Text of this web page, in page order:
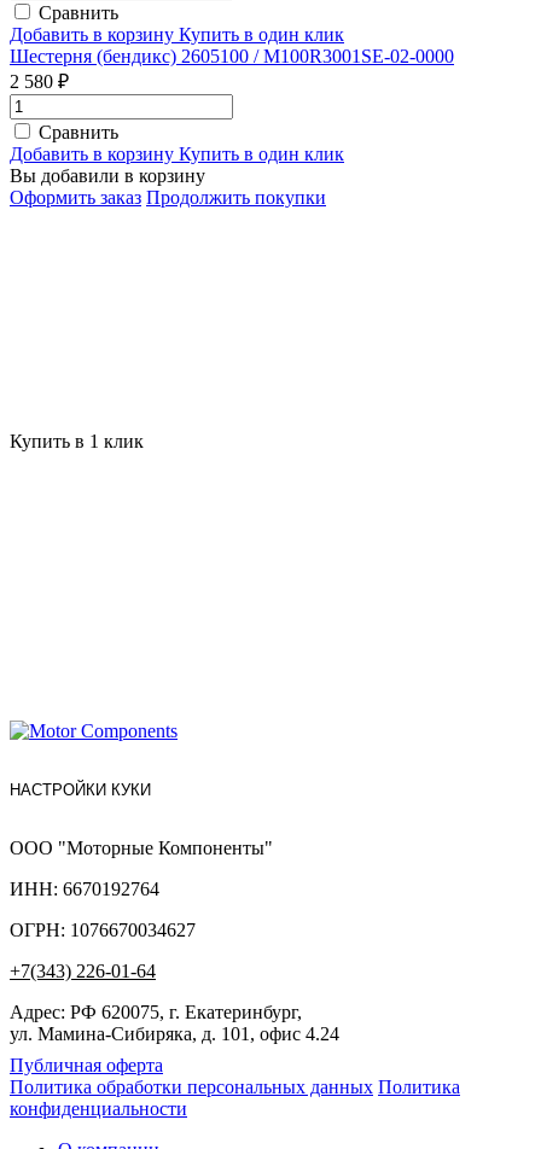
Сравнить
Добавить в корзину Купить в один клик
Шестерня (бендикс) 2605100 / M100R3001SE-02-0000
2 580 ₽
Сравнить
Добавить в корзину Купить в один клик
Вы добавили в корзину
Оформить заказ Продолжить покупки
Купить в 1 клик
НАСТРОЙКИ КУКИ
ООО "Моторные Компоненты"
ИНН: 6670192764
ОГРН: 1076670034627
+7(343) 226-01-64
Адрес: РФ 620075, г. Екатеринбург,
ул. Мамина-Сибиряка, д. 101, офис 4.24
Публичная оферта
Политика обработки персональных данных Политика
конфиденциальности